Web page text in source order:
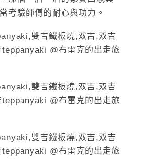
考驗師傅的耐心與功力。